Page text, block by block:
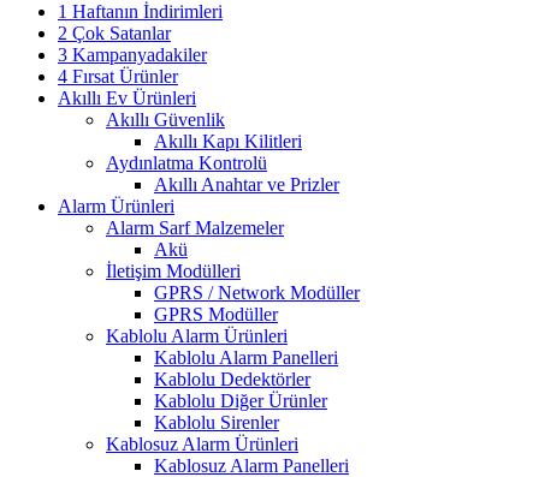
1 Haftanın İndirimleri
2 Çok Satanlar
3 Kampanyadakiler
4 Fırsat Ürünler
Akıllı Ev Ürünleri
Akıllı Güvenlik
Akıllı Kapı Kilitleri
Aydınlatma Kontrolü
Akıllı Anahtar ve Prizler
Alarm Ürünleri
Alarm Sarf Malzemeler
Akü
İletişim Modülleri
GPRS / Network Modüller
GPRS Modüller
Kablolu Alarm Ürünleri
Kablolu Alarm Panelleri
Kablolu Dedektörler
Kablolu Diğer Ürünler
Kablolu Sirenler
Kablosuz Alarm Ürünleri
Kablosuz Alarm Panelleri